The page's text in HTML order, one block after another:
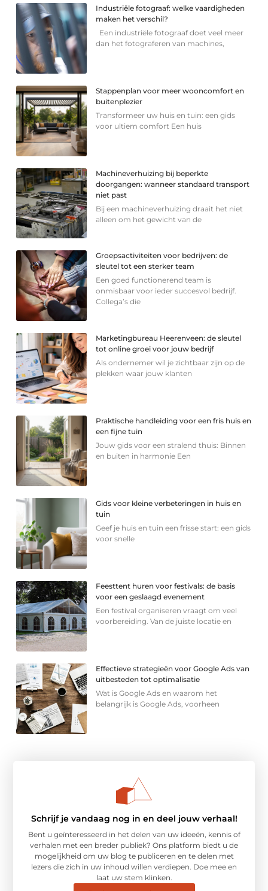
Industriële fotograaf: welke vaardigheden
maken het verschil?
Een industriële fotograaf doet veel meer
dan het fotograferen van machines,
Stappenplan voor meer wooncomfort en
buitenplezier
Transformeer uw huis en tuin: een gids
voor ultiem comfort Een huis
Machineverhuizing bij beperkte
doorgangen: wanneer standaard transport
niet past
Bij een machineverhuizing draait het niet
alleen om het gewicht van de
Groepsactiviteiten voor bedrijven: de
sleutel tot een sterker team
Een goed functionerend team is
onmisbaar voor ieder succesvol bedrijf.
Collega’s die
Marketingbureau Heerenveen: de sleutel
tot online groei voor jouw bedrijf
Als ondernemer wil je zichtbaar zijn op de
plekken waar jouw klanten
Praktische handleiding voor een fris huis en
een fijne tuin
Jouw gids voor een stralend thuis: Binnen
en buiten in harmonie Een
Gids voor kleine verbeteringen in huis en
tuin
Geef je huis en tuin een frisse start: een gids
voor snelle
Feesttent huren voor festivals: de basis
voor een geslaagd evenement
Een festival organiseren vraagt om veel
voorbereiding. Van de juiste locatie en
Effectieve strategieën voor Google Ads van
uitbesteden tot optimalisatie
Wat is Google Ads en waarom het
belangrijk is Google Ads, voorheen
Schrijf je vandaag nog in en deel jouw verhaal!
Bent u geïnteresseerd in het delen van uw ideeën, kennis of
verhalen met een breder publiek? Ons platform biedt u de
mogelijkheid om uw blog te publiceren en te delen met
lezers die zich in uw inhoud willen verdiepen. Doe mee en
laat uw stem klinken.